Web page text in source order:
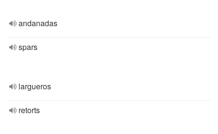
andanadas
spars
largueros
retorts